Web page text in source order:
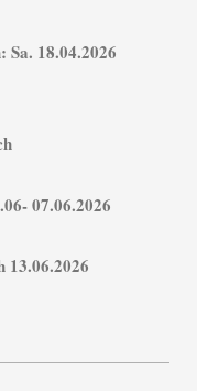
18.04.2026
07.06.2026
13.06.2026